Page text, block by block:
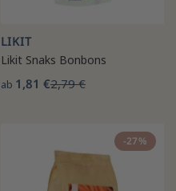
LIKIT
Likit Snaks Bonbons
ab 1,81 €2,79 €
-27%